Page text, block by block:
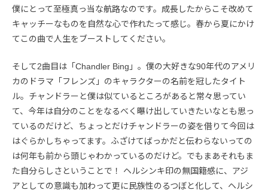
僕にとって至極真っ当な航路なのです。成長したからこそ改めて
キャッチーなものを自然な心で作れたって感じ。春から夏にかけ
てこの曲で人生をブーストしてください。
そして2曲目は「Chandler Bing」。僕の大好きな90年代のアメリ
カのドラマ「フレンズ」のキャラクターの名前を冠したタイト
ル。チャンドラーと僕は似ているところがあると常々思ってい
て、今年は自分のことをなるべく曝け出していきたいなとも思っ
ているのだけど、ちょっとだけチャンドラーの姿を借りて今回は
はぐらかしちゃってます。ふざけてばっかだと伝わらないっての
は何年も前から頭じゃわかっているのだけど。でもまあそれもま
た自分らしさということで！ ヘルシンキ印の無国籍感に、アジ
アとしての意識も加わって更に民族性のるつぼと化して、ヘルシ